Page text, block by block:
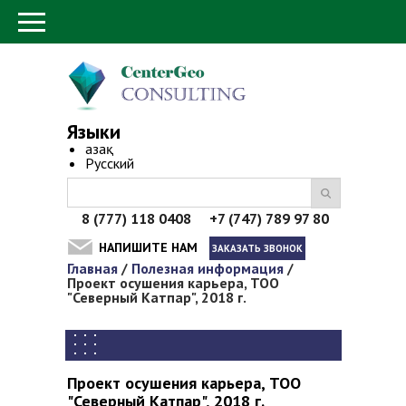
Языки
Қазақ
Русский
8 (777) 118 0408 +7 (747) 789 97 80
НАПИШИТЕ НАМ ЗАКАЗАТЬ ЗВОНОК
Вы здесь
Главная / Полезная информация /
Проект осушения карьера, ТОО
"Северный Катпар", 2018 г.
Проект осушения карьера, ТОО
"Северный Катпар", 2018 г.